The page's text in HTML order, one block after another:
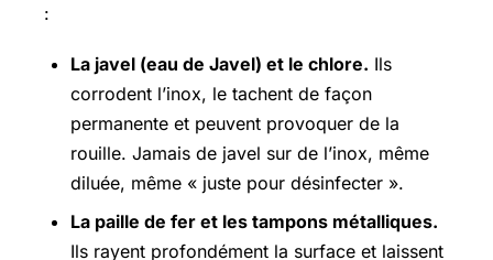
:
La javel (eau de Javel) et le chlore. Ils
corrodent l’inox, le tachent de façon
permanente et peuvent provoquer de la
rouille. Jamais de javel sur de l’inox, même
diluée, même « juste pour désinfecter ».
La paille de fer et les tampons métalliques.
Ils rayent profondément la surface et laissent